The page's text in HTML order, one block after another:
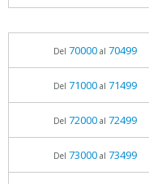
Del 70000al 70499
Del 71000al 71499
Del 72000al 72499
Del 73000al 73499